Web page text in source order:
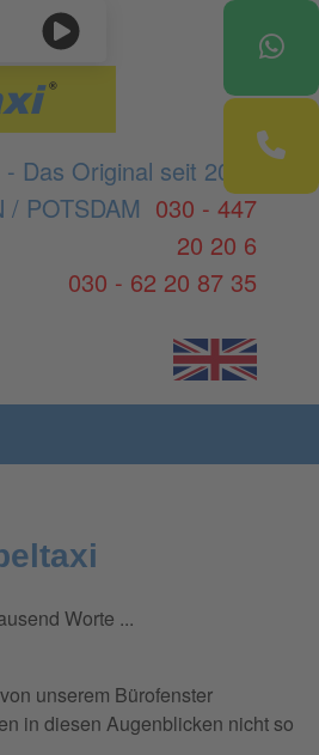
Das Original seit 2003
/ POTSDAM 030 - 447
20 20 6
030 - 62 20 87 35
Worte ...
unserem Bürofenster
in diesen Augenblicken nicht so